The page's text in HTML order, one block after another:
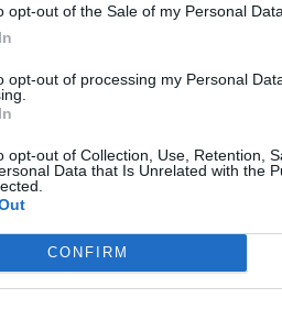
opt-out of the Sale of my Personal Data.
opt-out of processing my Personal
opt-out of Collection, Use, Retention,
Data that Is Unrelated with the
CONFIRM
25.079 23.62
2014 2015